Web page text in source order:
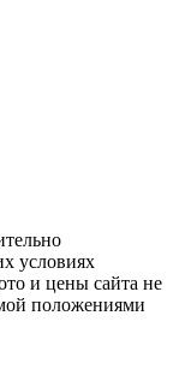
условиях
и цены сайта не
положениями